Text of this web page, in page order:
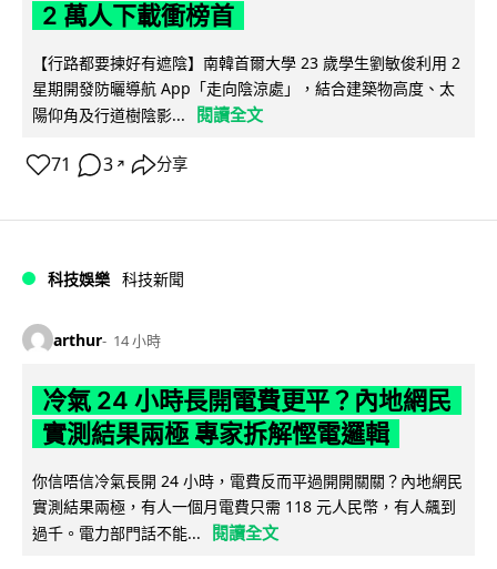
2 萬人下載衝榜首
【行路都要揀好有遮陰】南韓首爾大學 23 歲學生劉敏俊利用 2
星期開發防曬導航 App「走向陰涼處」，結合建築物高度、太
陽仰角及行道樹陰影...
閱讀全文
71 3 ↗ 分享
科技娛樂 科技新聞
arthur 14 小時
冷氣 24 小時長開電費更平？內地網民
實測結果兩極 專家拆解慳電邏輯
你信唔信冷氣長開 24 小時，電費反而平過開開關關？內地網民
實測結果兩極，有人一個月電費只需 118 元人民幣，有人飆到
過千。電力部門話不能...
閱讀全文